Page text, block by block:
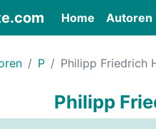
Home (current)
Autoren
P Philipp Friedrich
Philipp